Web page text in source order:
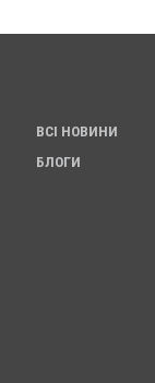
ВСІ НОВИНИ
БЛОГИ